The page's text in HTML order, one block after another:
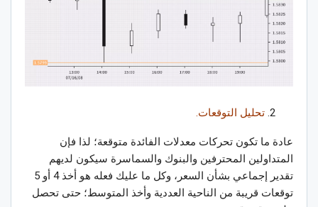
تحليل التوقعات.
عادة ما تكون تحركات معدلات الفائدة متوقعة؛ لذا فإن
المتداولين المحترفين والبنوك والسماسرة سيكون لديهم
تقدير إجماعي بشأن السعر، وكل ما عليك فعله هو أخذ 4 أو 5
توقعات قريبة من الناحية العددية وأخذ المتوسط؛ حتى تحصل